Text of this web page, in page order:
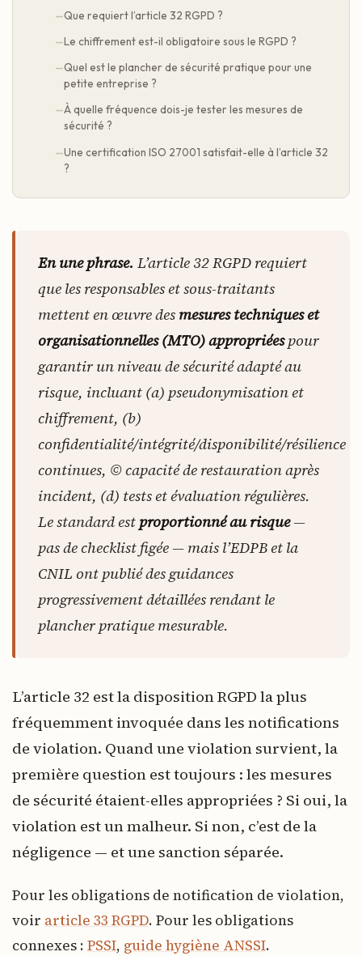
Que requiert l’article 32 RGPD ?
Le chiffrement est-il obligatoire sous le RGPD ?
Quel est le plancher de sécurité pratique pour une
petite entreprise ?
À quelle fréquence dois-je tester les mesures de
sécurité ?
Une certification ISO 27001 satisfait-elle à l’article 32
?
En une phrase. L’article 32 RGPD requiert
que les responsables et sous-traitants
mettent en œuvre des mesures techniques et
organisationnelles (MTO) appropriéespour
garantir un niveau de sécurité adapté au
risque, incluant (a) pseudonymisation et
chiffrement, (b)
confidentialité/intégrité/disponibilité/résilience
continues, © capacité de restauration après
incident, (d) tests et évaluation régulières.
Le standard est proportionné au risque—
pas de checklist figée — mais l’EDPB et la
CNIL ont publié des guidances
progressivement détaillées rendant le
plancher pratique mesurable.
L’article 32 est la disposition RGPD la plus
fréquemment invoquée dans les notifications
de violation. Quand une violation survient, la
première question est toujours : les mesures
de sécurité étaient-elles appropriées ? Si oui, la
violation est un malheur. Si non, c’est de la
négligence — et une sanction séparée.
Pour les obligations de notification de violation,
voir article 33 RGPD. Pour les obligations
connexes : PSSI, guide hygiène ANSSI.